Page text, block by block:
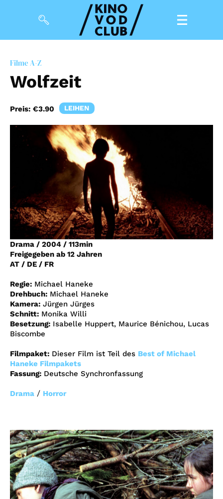
Magazin
Kuratierungen
Events
So geht’s
Filmpakete
Gutscheine
& Filmpässe
Account
Suche
Filme A-Z
Wolfzeit
Preis: €3.90 LEIHEN
Drama / 2004 / 113min
Freigegeben ab 12 Jahren
AT / DE / FR
Regie: Michael Haneke
Drehbuch: Michael Haneke
Kamera: Jürgen Jürges
Schnitt: Monika Willi
Besetzung: Isabelle Huppert, Maurice Bénichou, Lucas
Biscombe
Filmpaket: Dieser Film ist Teil des Best of Michael
Haneke Filmpakets
Fassung: Deutsche Synchronfassung
Drama / Horror